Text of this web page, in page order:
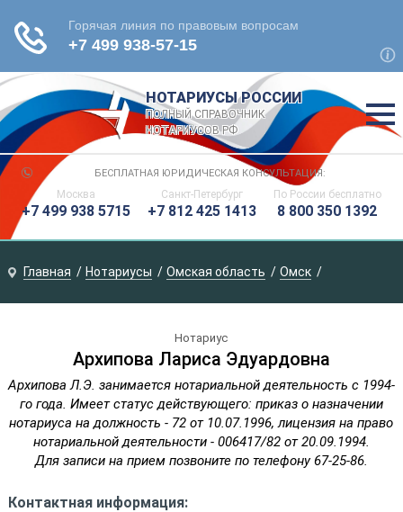
НОТАРИУСЫ РОССИИ
ПОЛНЫЙ СПРАВОЧНИК
НОТАРИУСОВ РФ
БЕСПЛАТНАЯ ЮРИДИЧЕСКАЯ КОНСУЛЬТАЦИЯ:
Москва
+7 499 938 5715
Санкт-Петербург
+7 812 425 1413
По России бесплатно
8 800 350 1392
Главная Нотариусы Омская область Омск
Нотариус
Архипова Лариса Эдуардовна
Архипова Л.Э. занимается нотариальной деятельность с 1994-
го года. Имеет статус действующего: приказ о назначении
нотариуса на должность - 72 от 10.07.1996, лицензия на право
нотариальной деятельности - 006417/82 от 20.09.1994.
Для записи на прием позвоните по телефону 67-25-86.
Контактная информация: